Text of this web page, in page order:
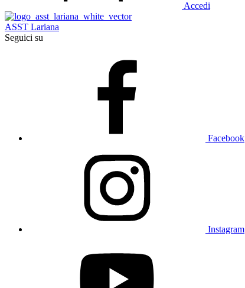
Accedi
ASST Lariana
Seguici su
Facebook
Instagram